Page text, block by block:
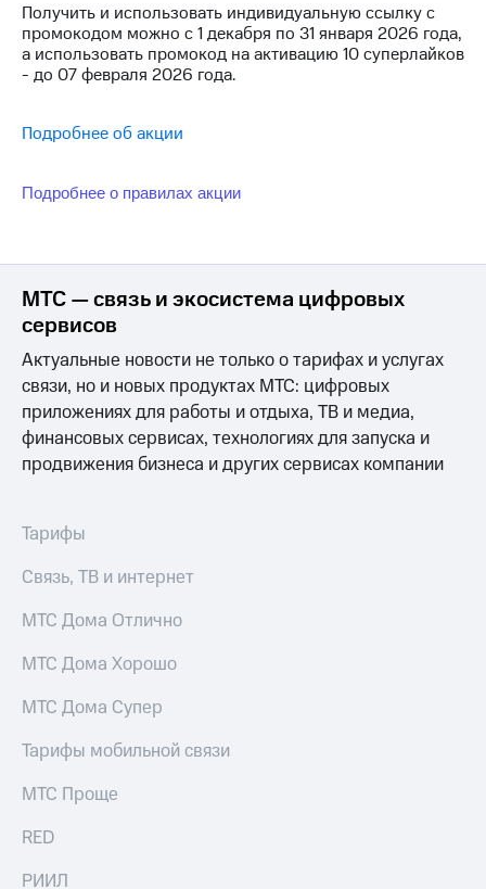
SIM-
карту
Перейти
eSIM
Выберите
тарифом
Тарифы
Интернет,
ТВ и телефон
для дома
Услуги
ТВ
Спутниковое
Домашний
телефон
в МТС
Услуги
Личный
кабинет
ТВ
кабинет
спутникового
приложение
МТС
Акции
Видеонаблюдение
для дома
149 ₽/
Подписка
интернета,
музыка
другое
Семейная
группа
Скидка
Получить и использовать индивидуальную ссылку с
промокодом можно с 1 декабря по 31 января 2026 года,
а использовать промокод на активацию 10 суперлайков
- до 07 февраля 2026 года.
Подробнее об акции
Подробнее о правилах акции
МТС — связь и экосистема цифровых
сервисов
Актуальные новости не только о тарифах и услугах
связи, но и новых продуктах МТС: цифровых
приложениях для работы и отдыха, ТВ и медиа,
финансовых сервисах, технологиях для запуска и
продвижения бизнеса и других сервисах компании
Тарифы
Связь, ТВ и интернет
МТС Дома Отлично
МТС Дома Хорошо
МТС Дома Супер
Тарифы мобильной связи
МТС Проще
RED
РИИЛ